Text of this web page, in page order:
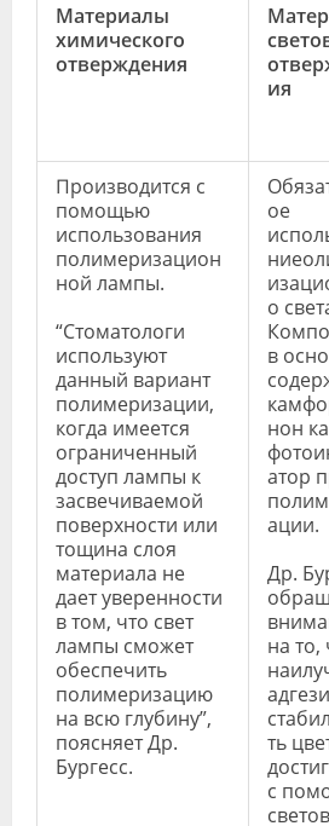
Материалы
химического
отверждения
ия
Производится с
помощью
использования
полимеризацион
ной лампы.
“Стоматологи
используют
данный вариант
полимеризации,
когда имеется
ограниченный
доступ лампы к
засвечиваемой
поверхности или
тощина слоя
материала не
дает уверенности
в том, что свет
лампы сможет
обеспечить
полимеризацию
на всю глубину”,
поясняет Др.
Бургесс.
ое
о
в
нон
атор
ации.
Др.
на то,
ть
с